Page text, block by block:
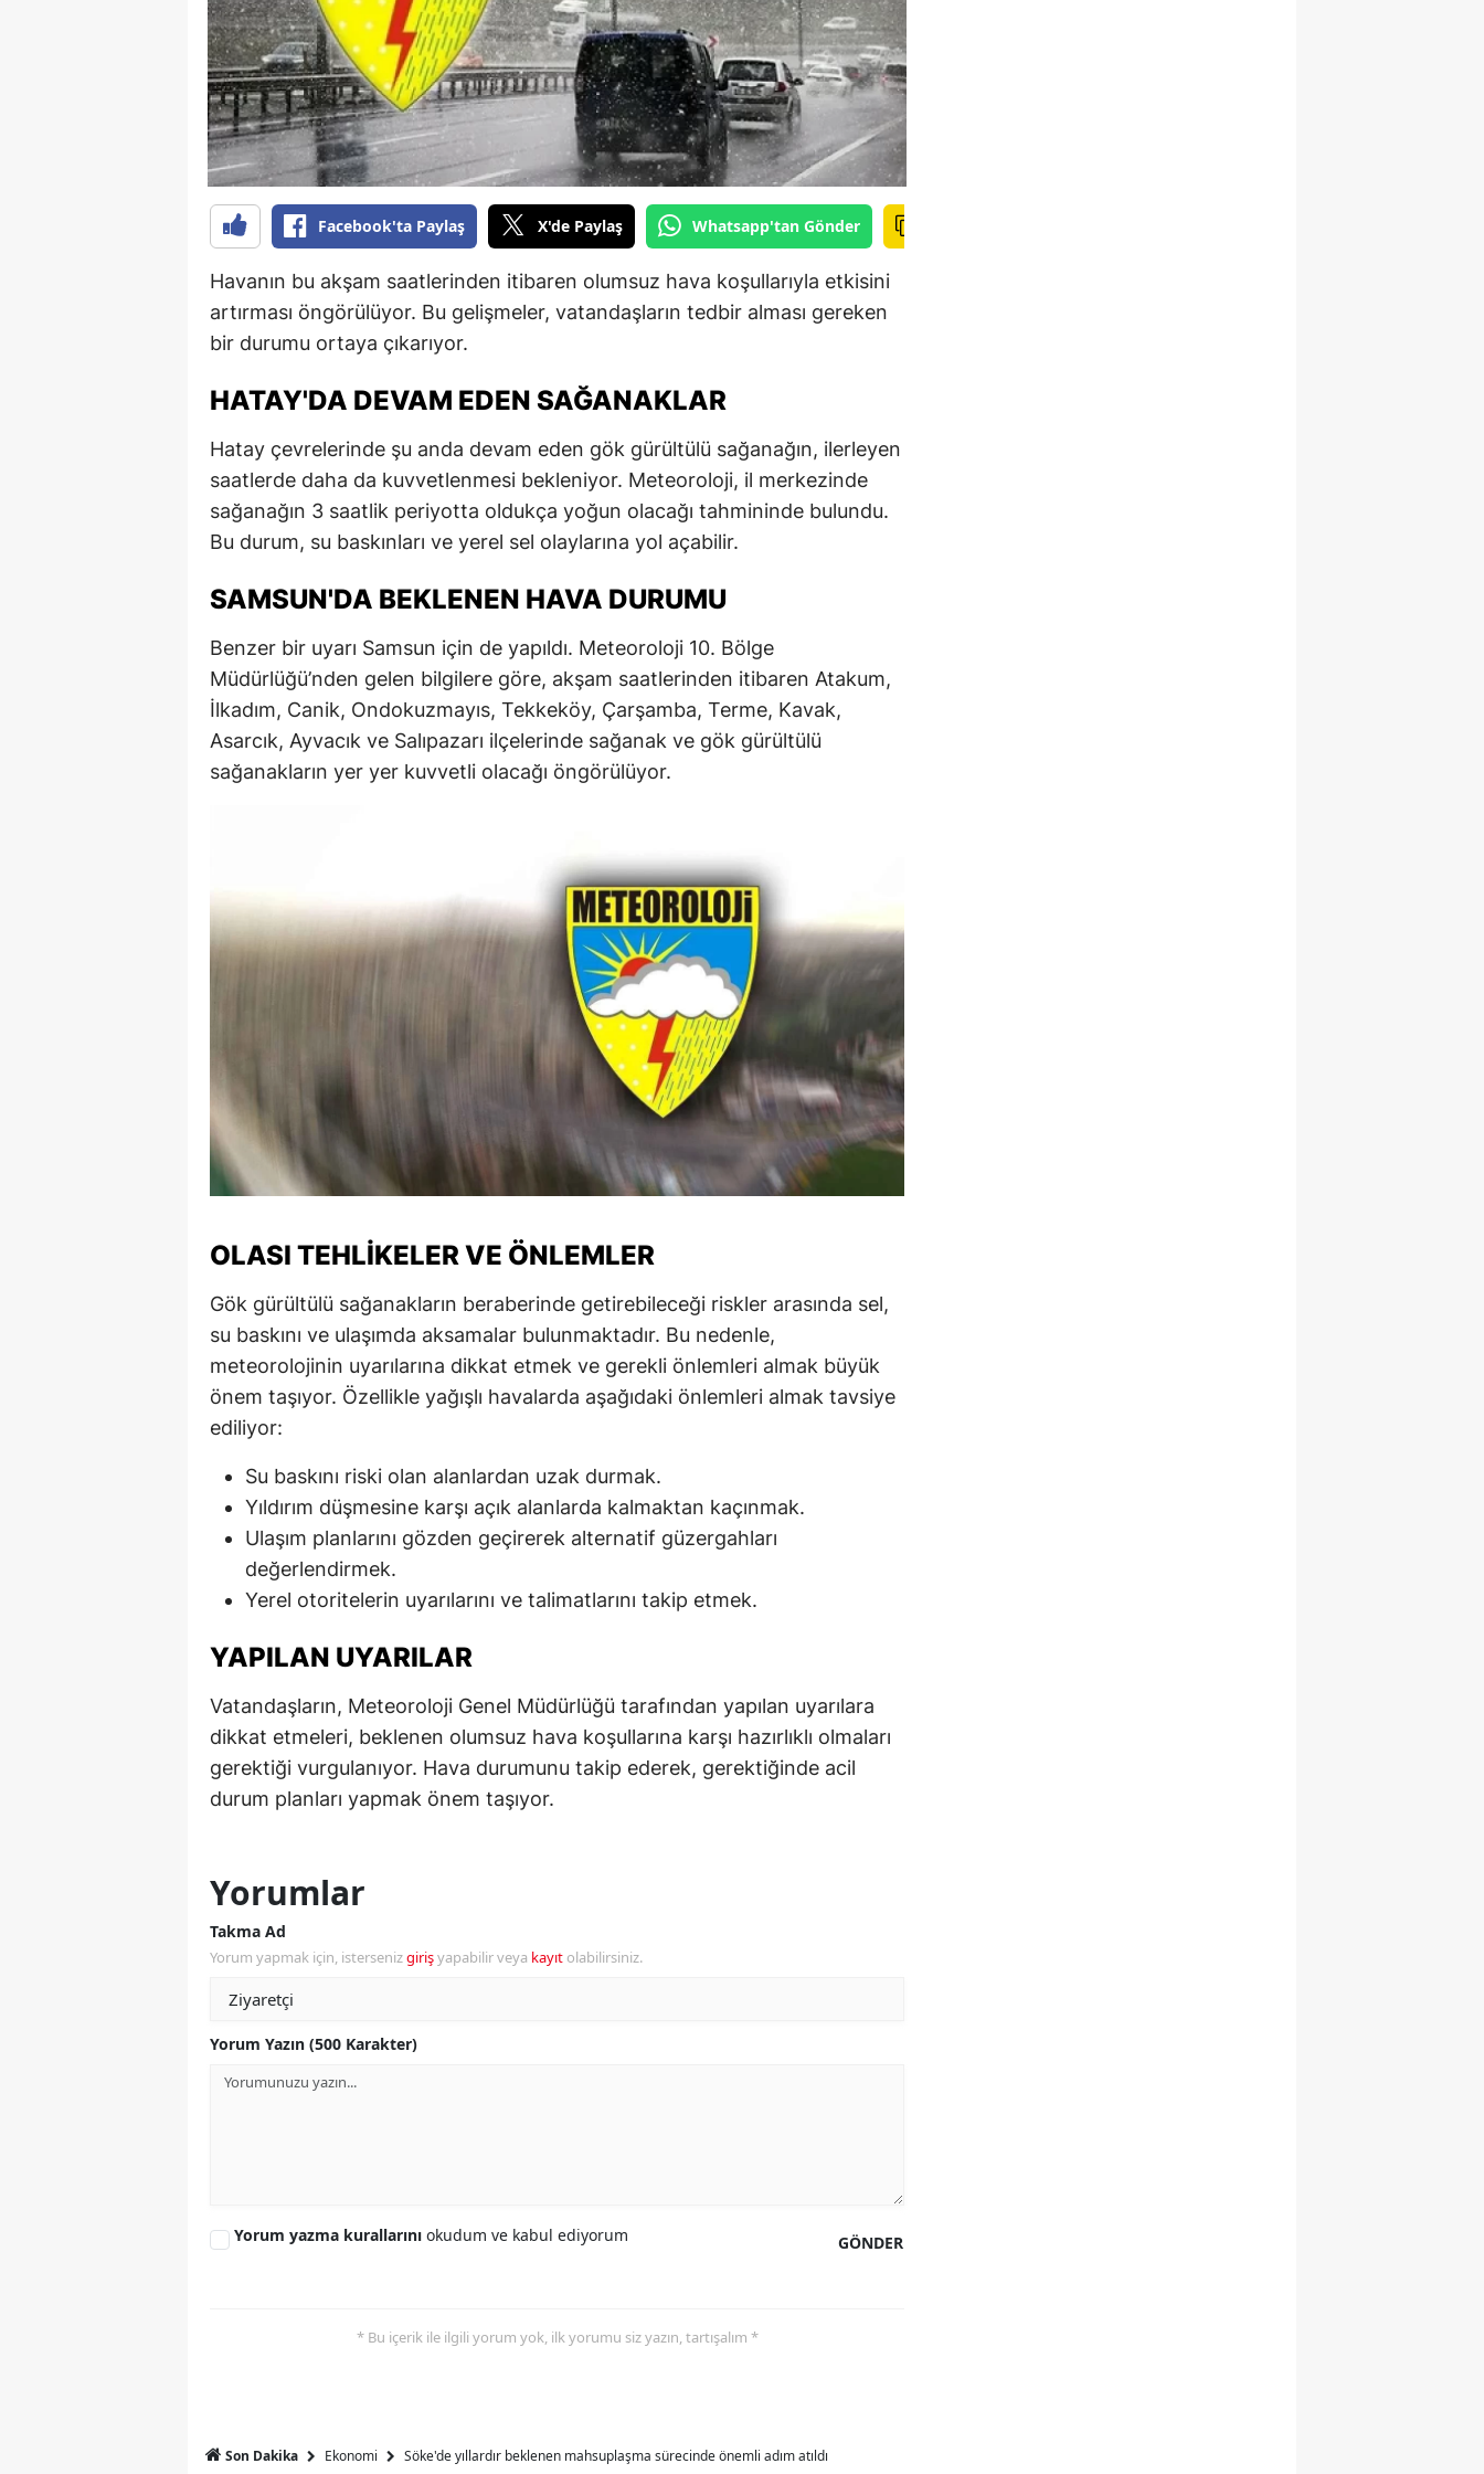
Bilecik
Bingöl
Bitlis
Bolu
Burdur
Bursa
Çanakkale
Çorum
Diyarbakır
Edirne
Erzincan
Erzurum
Eskişehir
Gaziantep
Hatay
Kastamonu
Kayseri
Kırklareli
Kırşehir
Kütahya
Malatya
Kahramanmaraş
Muğla
Muş
Nevşehir
Sakarya
Tokat
Tunceli
Facebook'ta Paylaş X'de Paylaş Whatsapp'tan Gönder
Havanın bu akşam saatlerinden itibaren olumsuz hava koşullarıyla etkisini
artırması öngörülüyor. Bu gelişmeler, vatandaşların tedbir alması gereken
bir durumu ortaya çıkarıyor.
HATAY'DA DEVAM EDEN SAĞANAKLAR
Hatay çevrelerinde şu anda devam eden gök gürültülü sağanağın, ilerleyen
saatlerde daha da kuvvetlenmesi bekleniyor. Meteoroloji, il merkezinde
sağanağın 3 saatlik periyotta oldukça yoğun olacağı tahmininde bulundu.
Bu durum, su baskınları ve yerel sel olaylarına yol açabilir.
SAMSUN'DA BEKLENEN HAVA DURUMU
Benzer bir uyarı Samsun için de yapıldı. Meteoroloji 10. Bölge
Müdürlüğü’nden gelen bilgilere göre, akşam saatlerinden itibaren Atakum,
İlkadım, Canik, Ondokuzmayıs, Tekkeköy, Çarşamba, Terme, Kavak,
Asarcık, Ayvacık ve Salıpazarı ilçelerinde sağanak ve gök gürültülü
sağanakların yer yer kuvvetli olacağı öngörülüyor.
OLASI TEHLIKELER VE ÖNLEMLER
Gök gürültülü sağanakların beraberinde getirebileceği riskler arasında sel,
su baskını ve ulaşımda aksamalar bulunmaktadır. Bu nedenle,
meteorolojinin uyarılarına dikkat etmek ve gerekli önlemleri almak büyük
önem taşıyor. Özellikle yağışlı havalarda aşağıdaki önlemleri almak tavsiye
ediliyor:
Su baskını riski olan alanlardan uzak durmak.
Yıldırım düşmesine karşı açık alanlarda kalmaktan kaçınmak.
Ulaşım planlarını gözden geçirerek alternatif güzergahları
değerlendirmek.
Yerel otoritelerin uyarılarını ve talimatlarını takip etmek.
YAPILAN UYARILAR
Vatandaşların, Meteoroloji Genel Müdürlüğü tarafından yapılan uyarılara
dikkat etmeleri, beklenen olumsuz hava koşullarına karşı hazırlıklı olmaları
gerektiği vurgulanıyor. Hava durumunu takip ederek, gerektiğinde acil
durum planları yapmak önem taşıyor.
Yorumlar
Takma Ad
Yorum yapmak için, istersenizgirişyapabilir veya kayıt olabilirsiniz.
Yorum Yazın (500 Karakter)
GÖNDER
Yorum yazma kurallarını okudum ve kabul ediyorum
* Bu içerik ile ilgili yorum yok, ilk yorumu siz yazın, tartışalım *
Son Dakika Ekonomi Söke'de yıllardır beklenen mahsuplaşma sürecinde önemli adım atıldı